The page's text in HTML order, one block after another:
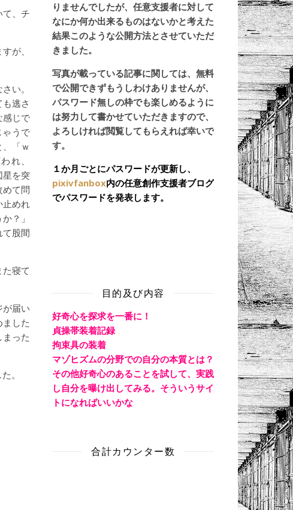
、チ
が、
い。
逃さ
感じで
うで
「ｗ
れ、
星を突
て問
止めれ
？」
て股間
寝て
届い
した
った
。
りませんでしたが、任意支援者に対して
なにか何か出来るものはないかと考えた
結果このような公開方法とさせていただ
きました。
写真が載っている記事に関しては、無料
で公開できずもうしわけありませんが、
パスワード無しの枠でも楽しめるように
は努力して書かせていただきますので、
よろしければ閲覧してもらえれば幸いで
す。
１か月ごとにパスワードが更新し、
pixivfanbox内の任意創作支援者ブログ
でパスワードを発表します。
目的及び内容
好奇心を探求を一番に！
貞操帯装着記録
拘束具の装着
マゾヒズムの分野での自分の本質とは？
その他好奇心のあることを試して、実践
し自分を曝け出してみる。そういうサイ
トになればいいかな
合計カウンター数